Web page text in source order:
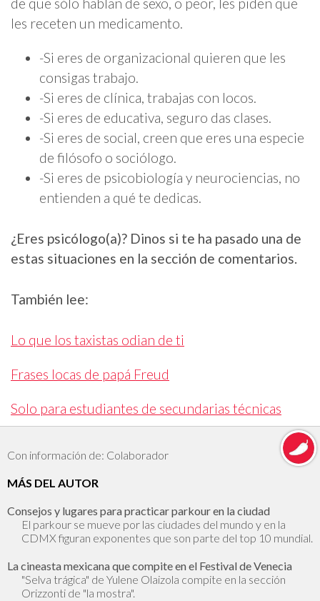
de que sólo hablan de sexo, o peor, les piden que
les receten un medicamento.
-Si eres de organizacional quieren que les
consigas trabajo.
-Si eres de clínica, trabajas con locos.
-Si eres de educativa, seguro das clases.
-Si eres de social, creen que eres una especie
de filósofo o sociólogo.
-Si eres de psicobiología y neurociencias, no
entienden a qué te dedicas.
¿Eres psicólogo(a)? Dinos si te ha pasado una de
estas situaciones en la sección de comentarios.
También lee:
Lo que los taxistas odian de ti
Frases locas de papá Freud
Solo para estudiantes de secundarias técnicas
Con información de: Colaborador
MÁS DEL AUTOR
Consejos y lugares para practicar parkour en la ciudad
El parkour se mueve por las ciudades del mundo y en la
CDMX figuran exponentes que son parte del top 10 mundial.
La cineasta mexicana que compite en el Festival de Venecia
"Selva trágica" de Yulene Olaizola compite en la sección
Orizzonti de "la mostra".